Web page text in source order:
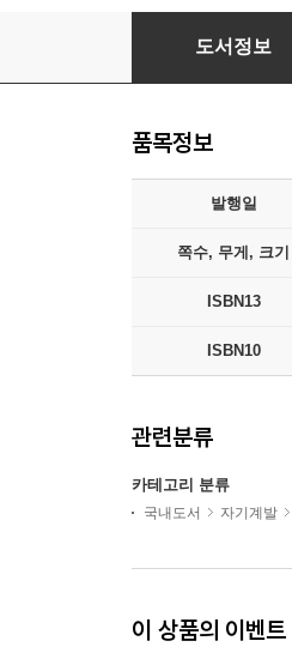
협상의 한 수
도서정보
품목정보
발행일
쪽수, 무게, 크기
ISBN13
ISBN10
관련분류
카테고리 분류
국내도서 자기계발
이 상품의 이벤트